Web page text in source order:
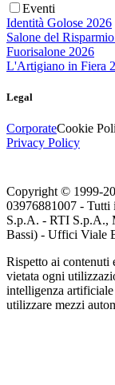
Eventi
Identità Golose 2026
Salone del
Fuorisalone 2026
L'Artigiano in Fiera
Legal
CorporateCookie
Privacy Policy
Copyright © 1999-
03976881007 - Tutti
S.p.A. - RTI S.p.A.,
Bassi) - Uffici Viale
Rispetto ai contenuti
vietata ogni
intelligenza
utilizzare mezzi